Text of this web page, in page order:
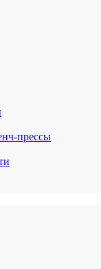
прессы